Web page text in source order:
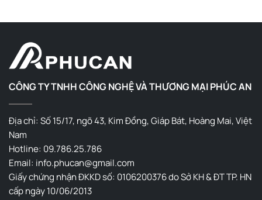
CÔNG TY TNHH CÔNG NGHỆ VÀ THƯƠNG MẠI PHÚC AN
Địa chỉ: Số 15/17, ngõ 43, Kim Đồng, Giáp Bát, Hoàng Mai, Việt
Nam
Hotline: 09.786.25.786
Email: info.phucan@gmail.com
Giấy chứng nhận ĐKKD số: 0106200376 do Sở KH & ĐT TP. HN
cấp ngày 10/06/2013